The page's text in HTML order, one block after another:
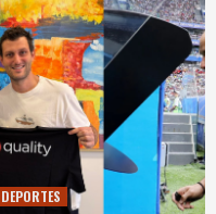
DEPORTES